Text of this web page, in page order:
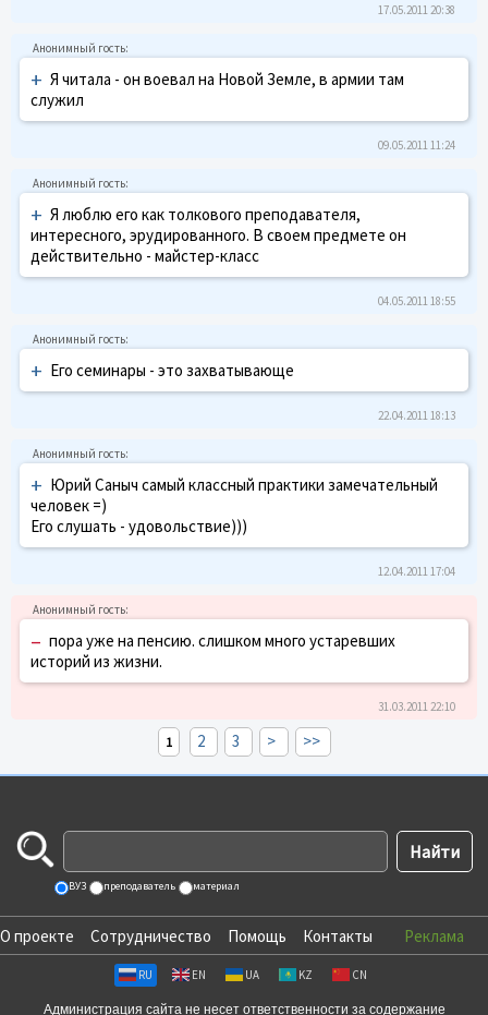
17.05.2011 20:38
+ Я читала - он воевал на Новой Земле, в армии там
служил
09.05.2011 11:24
+ Я люблю его как толкового преподавателя,
интересного, эрудированного. В своем предмете он
действительно - майстер-класс
04.05.2011 18:55
+ Его семинары - это захватывающе
22.04.2011 18:13
+ Юрий Саныч самый классный практики замечательный
человек =)
Его слушать - удовольствие)))
12.04.2011 17:04
– пора уже на пенсию. слишком много устаревших
историй из жизни.
31.03.2011 22:10
1 2 3 > >>
ВУЗ преподаватель материал
О проекте Сотрудничество Помощь Контакты Реклама
RU EN UA KZ CN
Администрация сайта не несет ответственности за содержание